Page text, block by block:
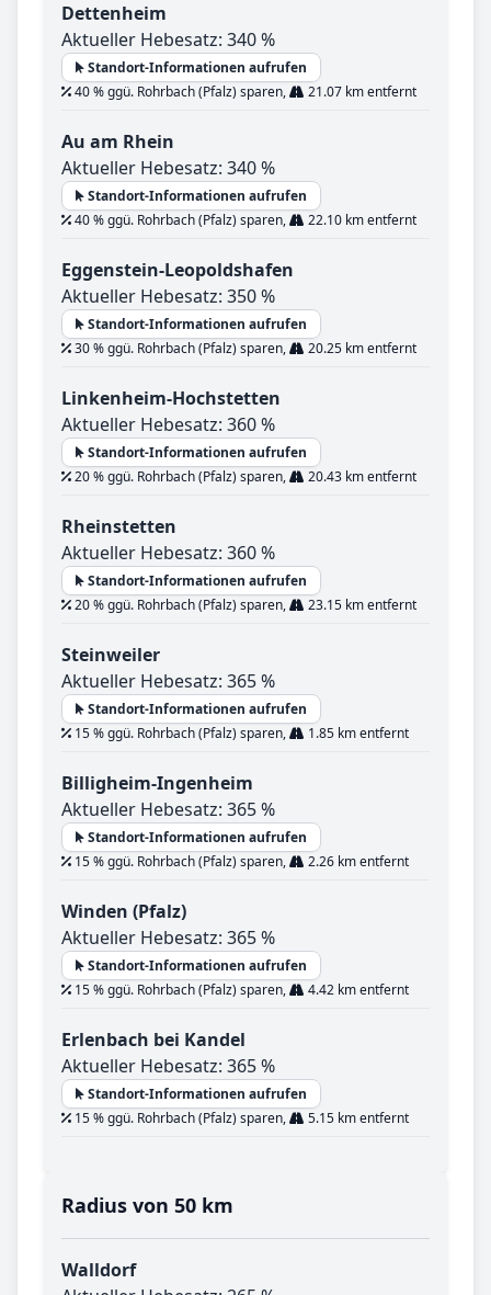
Dettenheim
Aktueller Hebesatz: 340 %
Standort-Informationen aufrufen
40 % ggü. Rohrbach (Pfalz) sparen,
21.07 km entfernt
Au am Rhein
Aktueller Hebesatz: 340 %
Standort-Informationen aufrufen
40 % ggü. Rohrbach (Pfalz) sparen,
22.10 km entfernt
Eggenstein-Leopoldshafen
Aktueller Hebesatz: 350 %
Standort-Informationen aufrufen
30 % ggü. Rohrbach (Pfalz) sparen,
20.25 km entfernt
Linkenheim-Hochstetten
Aktueller Hebesatz: 360 %
Standort-Informationen aufrufen
20 % ggü. Rohrbach (Pfalz) sparen,
20.43 km entfernt
Rheinstetten
Aktueller Hebesatz: 360 %
Standort-Informationen aufrufen
20 % ggü. Rohrbach (Pfalz) sparen,
23.15 km entfernt
Steinweiler
Aktueller Hebesatz: 365 %
Standort-Informationen aufrufen
15 % ggü. Rohrbach (Pfalz) sparen,
1.85 km entfernt
Billigheim-Ingenheim
Aktueller Hebesatz: 365 %
Standort-Informationen aufrufen
15 % ggü. Rohrbach (Pfalz) sparen,
2.26 km entfernt
Winden (Pfalz)
Aktueller Hebesatz: 365 %
Standort-Informationen aufrufen
15 % ggü. Rohrbach (Pfalz) sparen,
4.42 km entfernt
Erlenbach bei Kandel
Aktueller Hebesatz: 365 %
Standort-Informationen aufrufen
15 % ggü. Rohrbach (Pfalz) sparen,
5.15 km entfernt
Radius von 50 km
Walldorf